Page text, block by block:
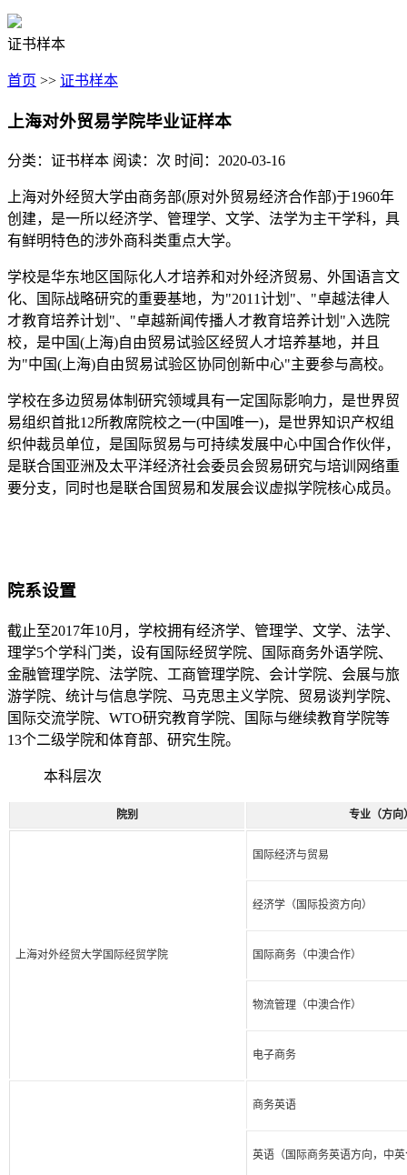
证书样本
首页 >> 证书样本
上海对外贸易学院毕业证样本
分类：证书样本 阅读： 次 时间：2020-03-16
上海对外经贸大学由商务部(原对外贸易经济合作部)于1960年
创建，是一所以经济学、管理学、文学、法学为主干学科，具
有鲜明特色的涉外商科类重点大学。
学校是华东地区国际化人才培养和对外经济贸易、外国语言文
化、国际战略研究的重要基地，为"2011计划"、"卓越法律人
才教育培养计划"、"卓越新闻传播人才教育培养计划"入选院
校，是中国(上海)自由贸易试验区经贸人才培养基地，并且
为"中国(上海)自由贸易试验区协同创新中心"主要参与高校。
学校在多边贸易体制研究领域具有一定国际影响力，是世界贸
易组织首批12所教席院校之一(中国唯一)，是世界知识产权组
织仲裁员单位，是国际贸易与可持续发展中心中国合作伙伴，
是联合国亚洲及太平洋经济社会委员会贸易研究与培训网络重
要分支，同时也是联合国贸易和发展会议虚拟学院核心成员。
院系设置
截止至2017年10月，学校拥有经济学、管理学、文学、法学、
理学5个学科门类，设有国际经贸学院、国际商务外语学院、
金融管理学院、法学院、工商管理学院、会计学院、会展与旅
游学院、统计与信息学院、马克思主义学院、贸易谈判学院、
国际交流学院、WTO研究教育学院、国际与继续教育学院等
13个二级学院和体育部、研究生院。
本科层次
院别 专业（方向
上海对外经贸大学国际经贸学院
国际经济与贸易
经济学（国际投资方向）
国际商务（中澳合作）
物流管理（中澳合作）
电子商务
商务英语
英语（国际商务英语方向，中